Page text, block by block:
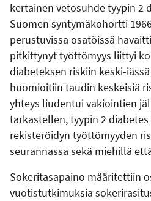
kertainen vetosuhde tyypin 2
Suomen syntymäkohortti
perustuvissa osatöissä
pitkittynyt työttömyys liittyi
diabeteksen riskiin keski-
huomioitiin taudin keskeisiä
yhteys liudentui vakiointien
tarkastellen, tyypin 2
rekisteröidyn työttömyyden
seurannassa sekä miehillä
Sokeritasapaino määritettiin
vuotistutkimuksia